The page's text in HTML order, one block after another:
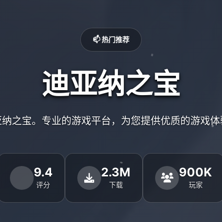
📫 热门推荐
迪亚纳之宝
之宝。专业的游戏平台，为您提供优质的游戏
9.4
评分
2.3M
下载
900K
玩家